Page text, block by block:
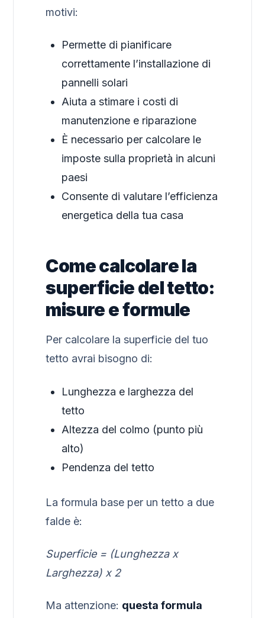
motivi:
Permette di pianificare
correttamente l’installazione di
pannelli solari
Aiuta a stimare i costi di
manutenzione e riparazione
È necessario per calcolare le
imposte sulla proprietà in alcuni
paesi
Consente di valutare l’efficienza
energetica della tua casa
Come calcolare la
superficie del tetto:
misure e formule
Per calcolare la superficie del tuo
tetto avrai bisogno di:
Lunghezza e larghezza del
tetto
Altezza del colmo (punto più
alto)
Pendenza del tetto
La formula base per un tetto a due
falde è:
Superficie = (Lunghezza x
Larghezza) x 2
Ma attenzione: questa formula